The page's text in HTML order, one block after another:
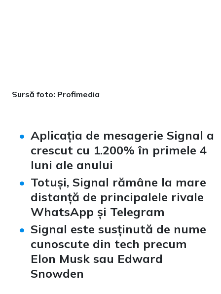
Sursă foto: Profimedia
Aplicația de mesagerie Signal a
crescut cu 1.200% în primele 4
luni ale anului
Totuși, Signal rămâne la mare
distanță de principalele rivale
WhatsApp și Telegram
Signal este susținută de nume
cunoscute din tech precum
Elon Musk sau Edward
Snowden